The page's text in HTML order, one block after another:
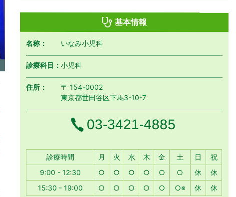
基本情報
名称： いなみ小児科
診療科目：小児科
住所：
〒 154-0002
東京都世田谷区下馬3-10-7
電話番号
03-3421-4885
診療時間 月 月曜日
火 火曜日
水水曜日
木木曜日
金 金曜日
土土曜日
日 日曜日
祝
9:00 - 12:30
○ ○ ○ ○ ○ ○ 休
休
15:30 - 19:00
○ ○ ○ ○ ○ ○※ 休 休